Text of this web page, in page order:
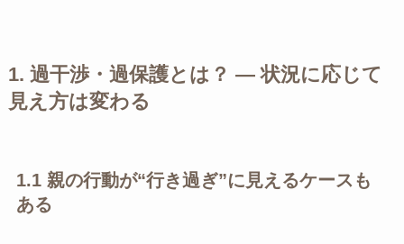
1. 過干渉・過保護とは？ ― 状況に応じて
見え方は変わる
1.1 親の行動が“行き過ぎ”に見えるケースも
ある